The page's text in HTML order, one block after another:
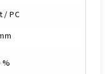
/ PC
%